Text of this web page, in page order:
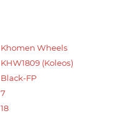
Khomen Wheels
KHW1809 (Koleos)
Black-FP
7
18